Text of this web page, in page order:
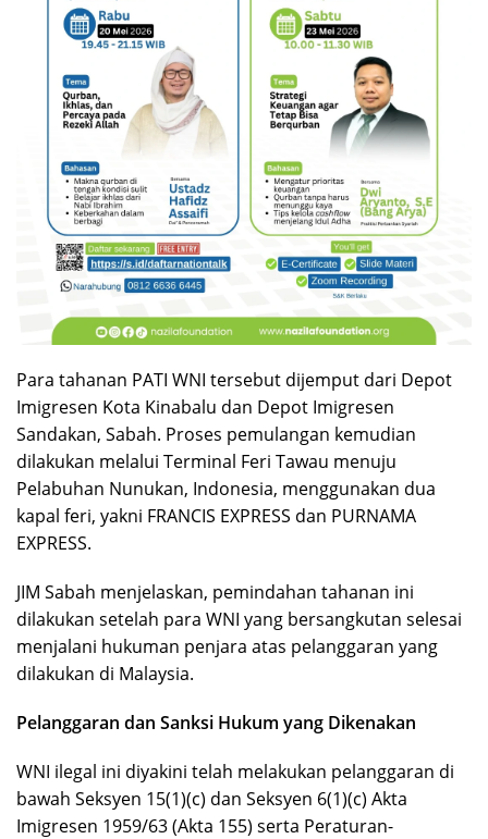
Para tahanan PATI WNI tersebut dijemput dari Depot
Imigresen Kota Kinabalu dan Depot Imigresen
Sandakan, Sabah. Proses pemulangan kemudian
dilakukan melalui Terminal Feri Tawau menuju
Pelabuhan Nunukan, Indonesia, menggunakan dua
kapal feri, yakni FRANCIS EXPRESS dan PURNAMA
EXPRESS.
JIM Sabah menjelaskan, pemindahan tahanan ini
dilakukan setelah para WNI yang bersangkutan selesai
menjalani hukuman penjara atas pelanggaran yang
dilakukan di Malaysia.
Pelanggaran dan Sanksi Hukum yang Dikenakan
WNI ilegal ini diyakini telah melakukan pelanggaran di
bawah Seksyen 15(1)(c) dan Seksyen 6(1)(c) Akta
Imigresen 1959/63 (Akta 155) serta Peraturan-